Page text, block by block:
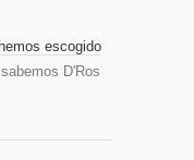
escogido
D'Ros